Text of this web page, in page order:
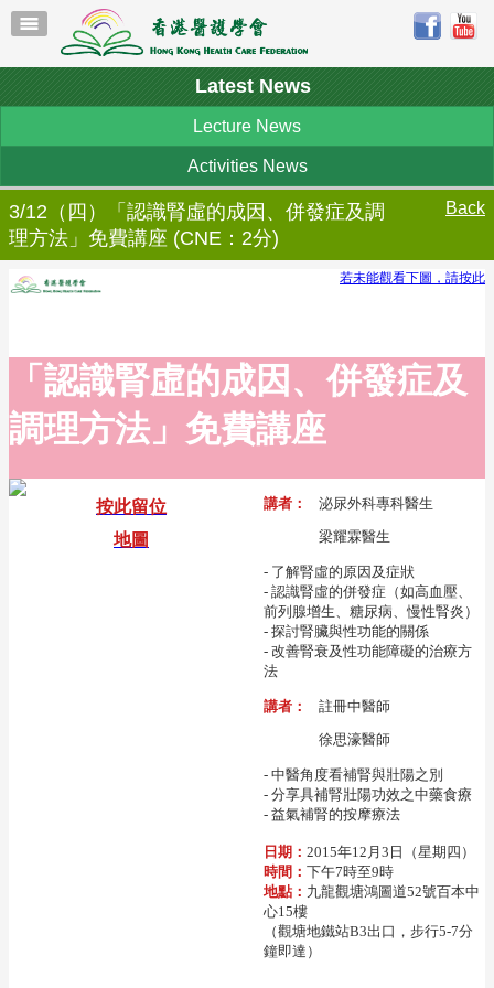
Latest News
Lecture News
Activities News
3/12（四）「認識腎虛的成因、併發症及調
理方法」免費講座 (CNE：2分)
Back
若未能觀看下圖，請按此
「認識腎虛的成因、併發症及
調理方法」免費講座
按此留位
地圖
講者：
泌尿外科專科醫生
梁耀霖醫生
- 了解腎虛的原因及症狀
- 認識腎虛的併發症（如高血壓、
前列腺增生、糖尿病、慢性腎炎）
- 探討腎臟與性功能的關係
- 改善腎衰及性功能障礙的治療方
法
講者：
註冊中醫師
徐思濠醫師
- 中醫角度看補腎與壯陽之別
- 分享具補腎壯陽功效之中藥食療
- 益氣補腎的按摩療法
日期： 2015年12月3日（星期四）
時間： 下午7時至9時
地點： 九龍觀塘鴻圖道52號百本中
心15樓
（觀塘地鐵站B3出口，步行5-7分
鐘即達）